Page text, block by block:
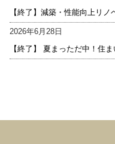
【終了】減築・性能向上リ
2026年6月28日
【終了】 夏まっただ中！住